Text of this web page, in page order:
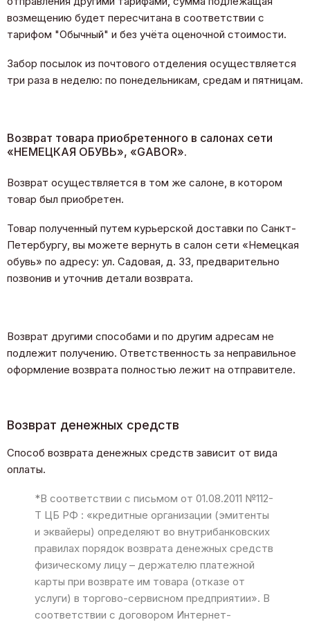
возмещению будет пересчитана в соответствии с
тарифом "Обычный" и без учёта оценочной стоимости.
Забор посылок из почтового отделения осуществляется
три раза в неделю: по понедельникам, средам и пятницам.
Возврат товара приобретенного в салонах сети
«НЕМЕЦКАЯ ОБУВЬ», «GABOR».
Возврат осуществляется в том же салоне, в котором
товар был приобретен.
Товар полученный путем курьерской доставки по Санкт-
Петербургу, вы можете вернуть в салон сети «Немецкая
обувь» по адресу: ул. Садовая, д. 33, предварительно
позвонив и уточнив детали возврата.
Возврат другими способами и по другим адресам не
подлежит получению. Ответственность за неправильное
оформление возврата полностью лежит на отправителе.
Возврат денежных средств
Способ возврата денежных средств зависит от вида
оплаты.
*В соответствии с письмом от 01.08.2011 №112-
Т ЦБ РФ : «кредитные организации (эмитенты
и эквайеры) определяют во внутрибанковских
правилах порядок возврата денежных средств
физическому лицу – держателю платежной
карты при возврате им товара (отказе от
услуги) в торгово-сервисном предприятии». В
соответствии с договором Интернет-